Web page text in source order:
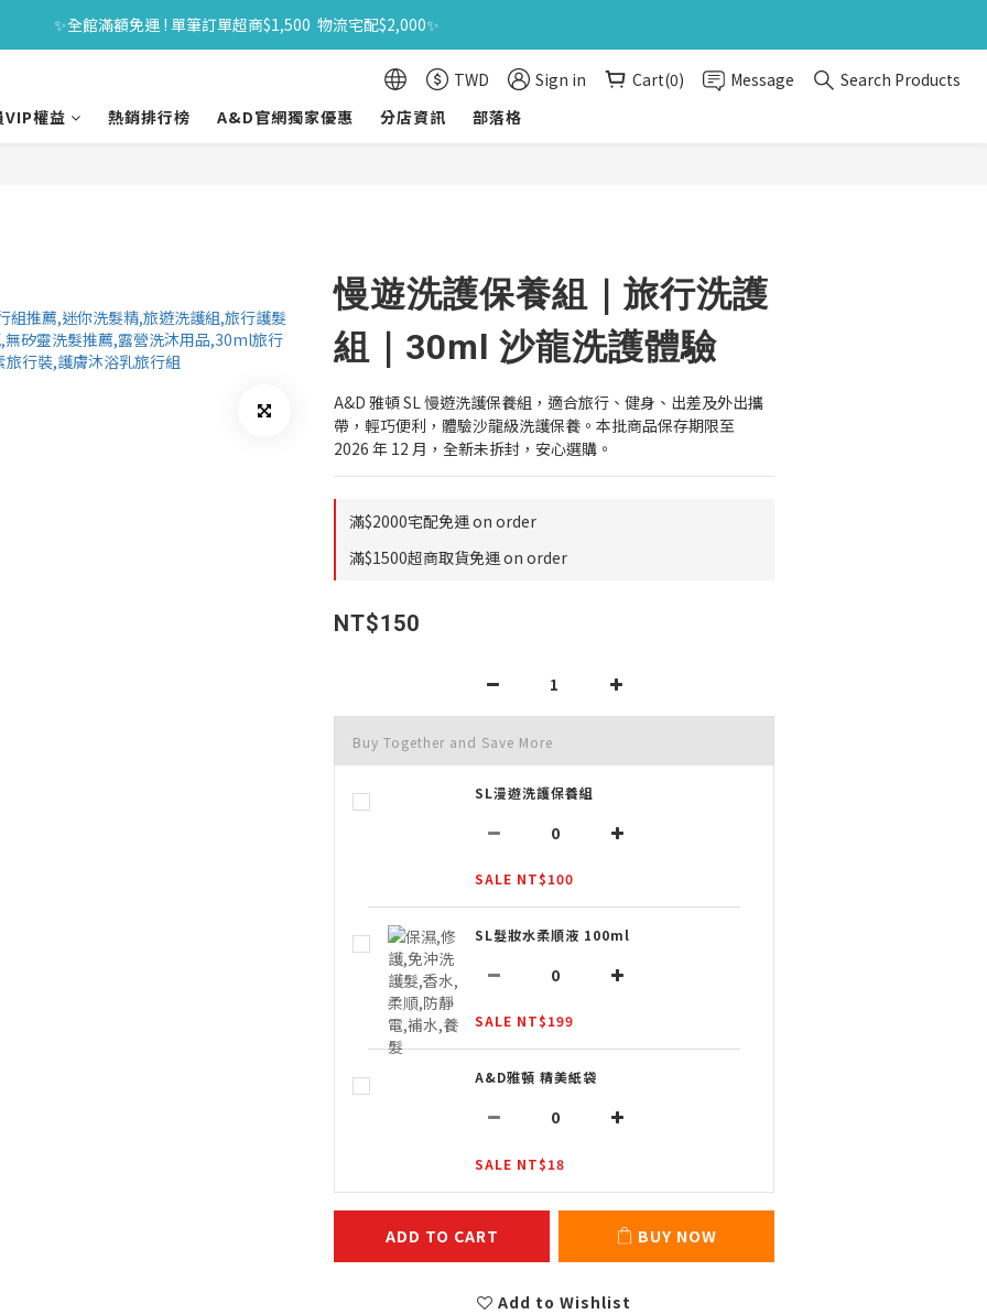
年中購物節｜全館原價商品買一送一 限時06/01-06/30｜滿$1500送旅行組
✨全館滿額免運 ! 單筆訂單超商$1,500  物流宅配$2,000✨
年中購物節｜全館原價商品買一送一 限時06/01-06/30｜滿$1500送旅行組
TWD Sign in Cart(0) Message
Search Products
VIP權益
熱銷排行榜 A&D官網獨家優惠 分店資訊 部落格
慢遊洗護保養組｜旅行洗護
組｜30ml 沙龍洗護體驗
A&D 雅頓 SL 慢遊洗護保養組，適合旅行、健身、出差及外出攜
帶，輕巧便利，體驗沙龍級洗護保養。本批商品保存期限至
2026 年 12 月，全新未拆封，安心選購。
滿$2000宅配免運 on order
滿$1500超商取貨免運 on order
NT$150
Buy Together and Save More
SL漫遊洗護保養組
SALE NT$100
SL髮妝水柔順液 100ml
SALE NT$199
A&D雅頓 精美紙袋
SALE NT$18
ADD TO CART BUY NOW
Add to Wishlist